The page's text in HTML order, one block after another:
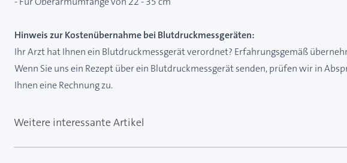
Hinweis zur Kostenübernahme bei Blutdruckmessgeräten:
Ihr Arzt hat Ihnen ein Blutdruckmessgerät verordnet? Erfahrungsgemäß
Wenn Sie uns ein Rezept über ein Blutdruckmessgerät senden, prüfen wir in
Ihnen eine Rechnung zu.
Weitere interessante Artikel